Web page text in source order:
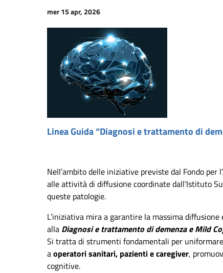
mer 15 apr, 2026
Linea Guida “Diagnosi e trattamento di
Nell’ambito delle iniziative previste dal Fondo per
alle attività di diffusione coordinate dall’Istituto
queste patologie.
L’iniziativa mira a garantire la massima
alla Diagnosi e trattamento di demenza e Mild
Si tratta di strumenti fondamentali per
aoperatori sanitari, pazienti e caregiver,
cognitive.